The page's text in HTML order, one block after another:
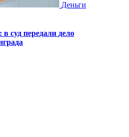
Деньги
суд передали дело